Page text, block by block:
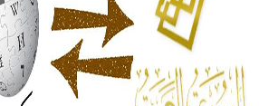
- هل تعلم أن المرجان إفراز حيواني
من مادة كربونات الكلسيوم، وهو أحمر